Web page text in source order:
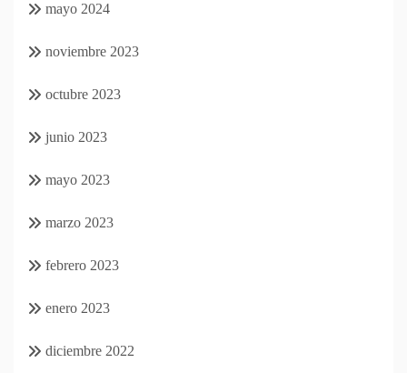
mayo 2024
noviembre 2023
octubre 2023
junio 2023
mayo 2023
marzo 2023
febrero 2023
enero 2023
diciembre 2022